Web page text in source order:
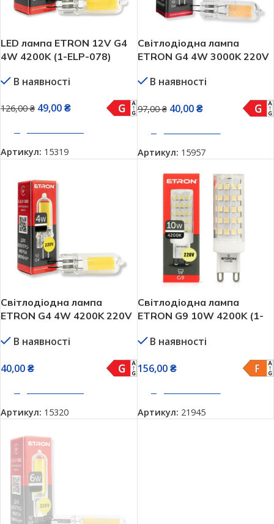
LED лампа ETRON 12V G4
4W 4200K (1-ELP-078)
В наявності
126,00₴ 49,00₴
Артикул: 15319
Світлодіодна лампа
ETRON G4 4W 3000K 220V
В наявності
97,00₴ 40,00₴
Артикул: 15957
Світлодіодна лампа
ETRON G4 4W 4200K 220V
В наявності
40,00₴
Артикул: 15320
Світлодіодна лампа
ETRON G9 10W 4200K (1-
В наявності
156,00₴
Артикул: 21945